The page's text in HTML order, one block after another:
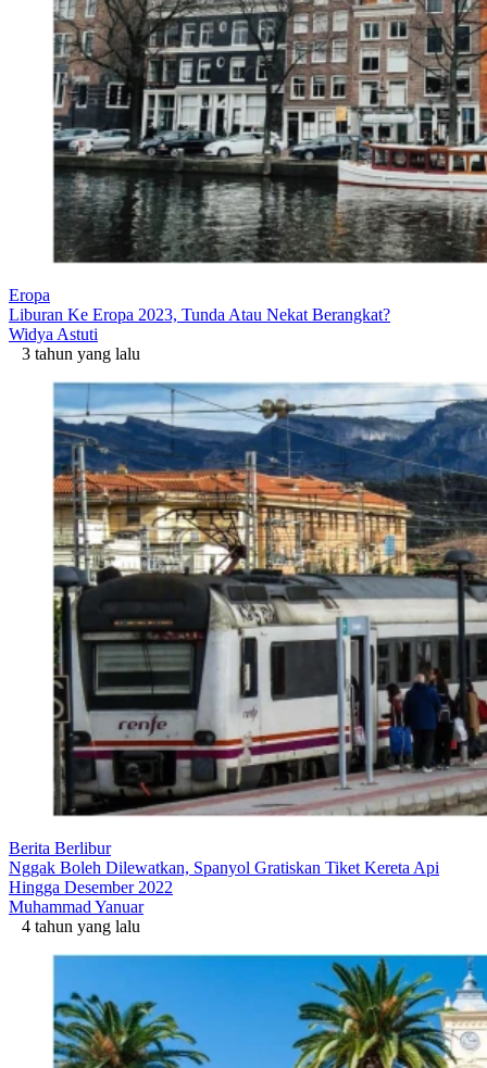
Eropa
Liburan Ke Eropa 2023, Tunda Atau Nekat Berangkat?
Widya Astuti
3 tahun yang lalu
Berita Berlibur
Nggak Boleh Dilewatkan, Spanyol Gratiskan Tiket Kereta Api
Hingga Desember 2022
Muhammad Yanuar
4 tahun yang lalu